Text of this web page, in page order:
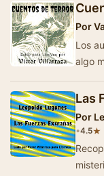
Por
Los
algo
Las
Por
•4.5★